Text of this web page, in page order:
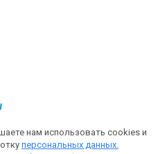
нам использовать cookies и
персональных данных.